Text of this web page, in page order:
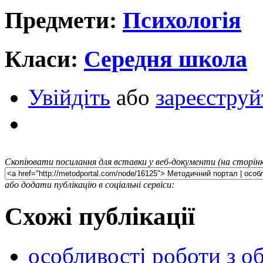
Предмети: Психологія
Класи: Середня школа
Увійдіть або
Скопіювати посилання для вставки у веб-документи (на
або додати публікацію в соціальні сервіси:
Схожі публікації
особливості роботи з